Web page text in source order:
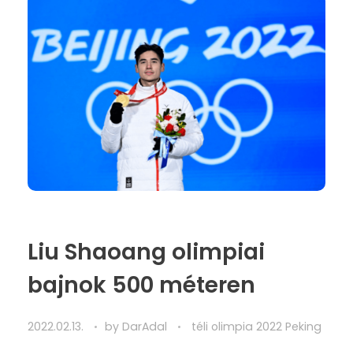
Liu Shaoang olimpiai
bajnok 500 méteren
2022.02.13. by DarAdal téli olimpia 2022 Peking